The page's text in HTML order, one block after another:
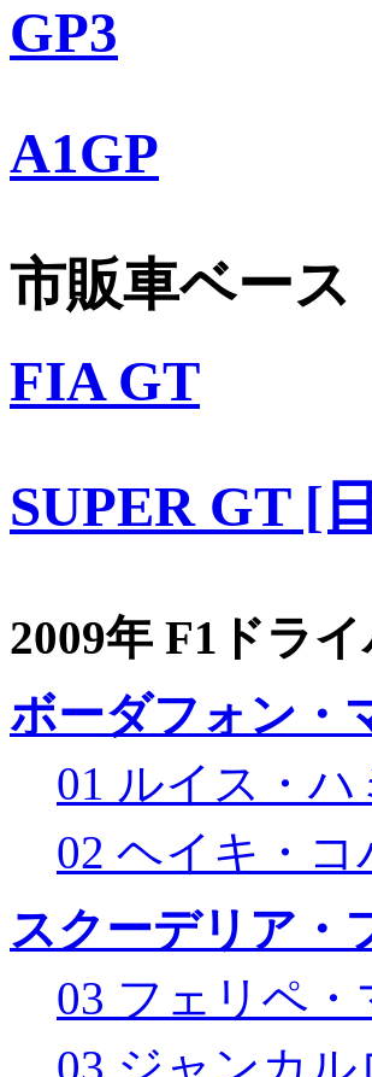
GP3
A1GP
市販車ベース
FIA GT
SUPER GT [
2009年 F1ドラ
ボーダフォン・
01 ルイス・
02 ヘイキ・
スクーデリア・
03 フェリペ・
03 ジャンカ